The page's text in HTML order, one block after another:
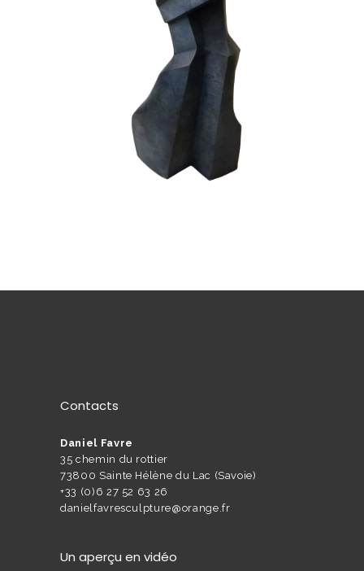
Chuchotement II
Bronze
Fonderie BARTHELEMY - CREST
Humain
Contacts
Daniel Favre
35 chemin du rottier
73800 Sainte Hélène du Lac (Savoie)
+33 (0)6 27 52 63 26
danielfavresculpture@orange.fr
Un aperçu en vidéo